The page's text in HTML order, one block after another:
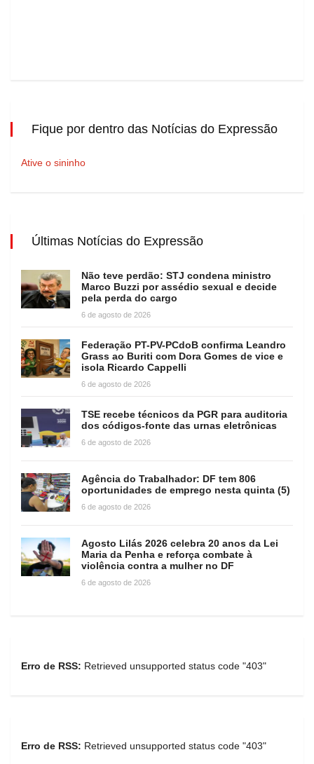
Fique por dentro das Notícias do Expressão
Ative o sininho
Últimas Notícias do Expressão
Não teve perdão: STJ condena ministro
Marco Buzzi por assédio sexual e decide
pela perda do cargo
6 de agosto de 2026
Federação PT-PV-PCdoB confirma Leandro
Grass ao Buriti com Dora Gomes de vice e
isola Ricardo Cappelli
6 de agosto de 2026
TSE recebe técnicos da PGR para auditoria
dos códigos-fonte das urnas eletrônicas
6 de agosto de 2026
Agência do Trabalhador: DF tem 806
oportunidades de emprego nesta quinta (5)
6 de agosto de 2026
Agosto Lilás 2026 celebra 20 anos da Lei
Maria da Penha e reforça combate à
violência contra a mulher no DF
6 de agosto de 2026
Erro de RSS: Retrieved unsupported status code "403"
Erro de RSS: Retrieved unsupported status code "403"